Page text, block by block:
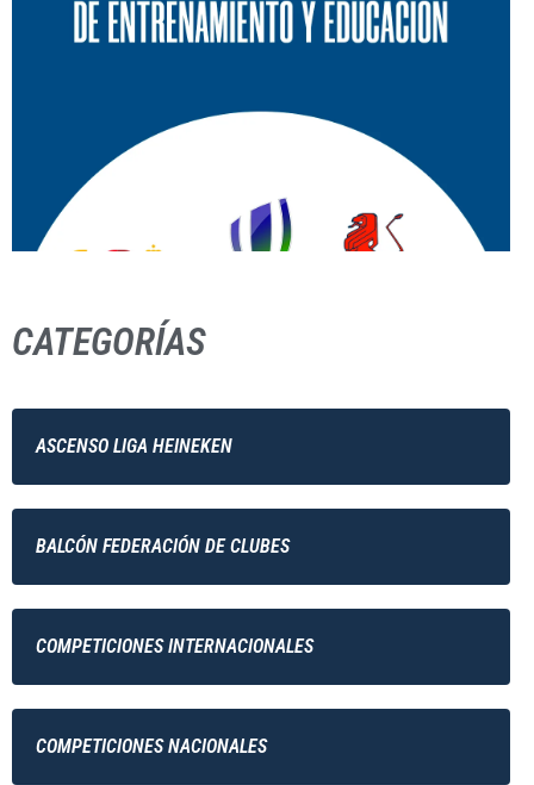
CATEGORÍAS
ASCENSO LIGA HEINEKEN
BALCÓN FEDERACIÓN DE CLUBES
COMPETICIONES INTERNACIONALES
COMPETICIONES NACIONALES